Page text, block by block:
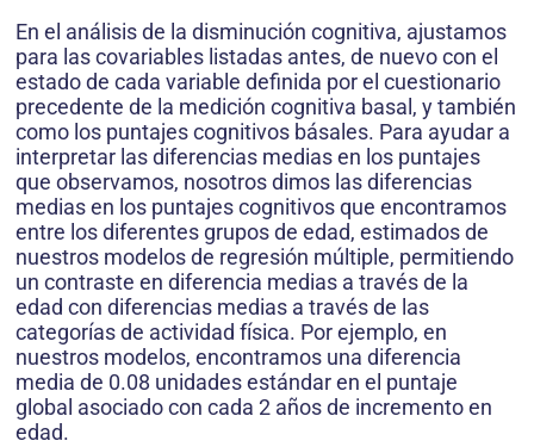
En el análisis de la disminución cognitiva, ajustamos
para las covariables listadas antes, de nuevo con el
estado de cada variable definida por el cuestionario
precedente de la medición cognitiva basal, y también
como los puntajes cognitivos básales. Para ayudar a
interpretar las diferencias medias en los puntajes
que observamos, nosotros dimos las diferencias
medias en los puntajes cognitivos que encontramos
entre los diferentes grupos de edad, estimados de
nuestros modelos de regresión múltiple, permitiendo
un contraste en diferencia medias a través de la
edad con diferencias medias a través de las
categorías de actividad física. Por ejemplo, en
nuestros modelos, encontramos una diferencia
media de 0.08 unidades estándar en el puntaje
global asociado con cada 2 años de incremento en
edad.